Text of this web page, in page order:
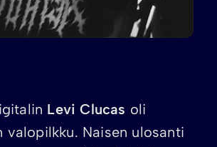
Levi Clucas oli
valopilkku. Naisen ulosanti